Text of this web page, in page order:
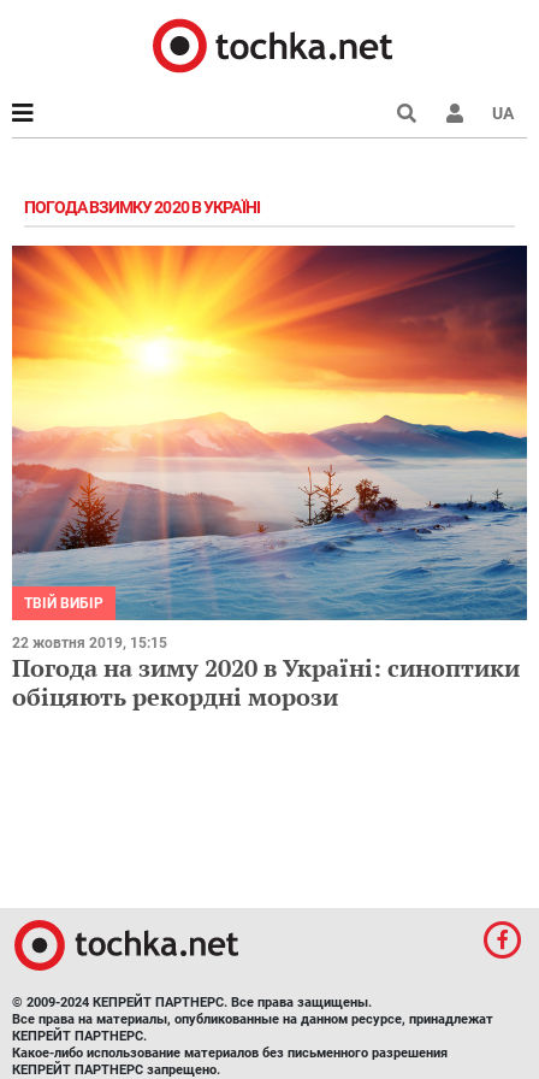
UA
ПОГОДА ВЗИМКУ 2020 В УКРАЇНІ
ТВІЙ ВИБІР
22 жовтня 2019, 15:15
Погода на зиму 2020 в Україні: синоптики
обіцяють рекордні морози
© 2009-2024 КЕПРЕЙТ ПАРТНЕРС. Все права защищены.
Все права на материалы, опубликованные на данном ресурсе, принадлежат
КЕПРЕЙТ ПАРТНЕРС.
Какое-либо использование материалов без письменного разрешения
КЕПРЕЙТ ПАРТНЕРС запрещено.